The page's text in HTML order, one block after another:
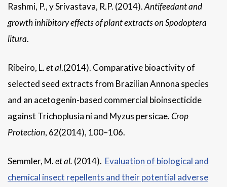
Rashmi, P., y Srivastava, R.P. (2014).Antifeedant and
growth inhibitory effects of plant extracts on Spodoptera
litura.
Ribeiro, L.et al.(2014). Comparative bioactivity of
selected seed extracts from Brazilian Annona species
and an acetogenin-based commercial bioinsecticide
against Trichoplusia ni and Myzus persicae.Crop
Protection, 62(2014), 100–106.
Semmler, M.et al. (2014). Evaluation of biological and
chemical insect repellents and their potential adverse